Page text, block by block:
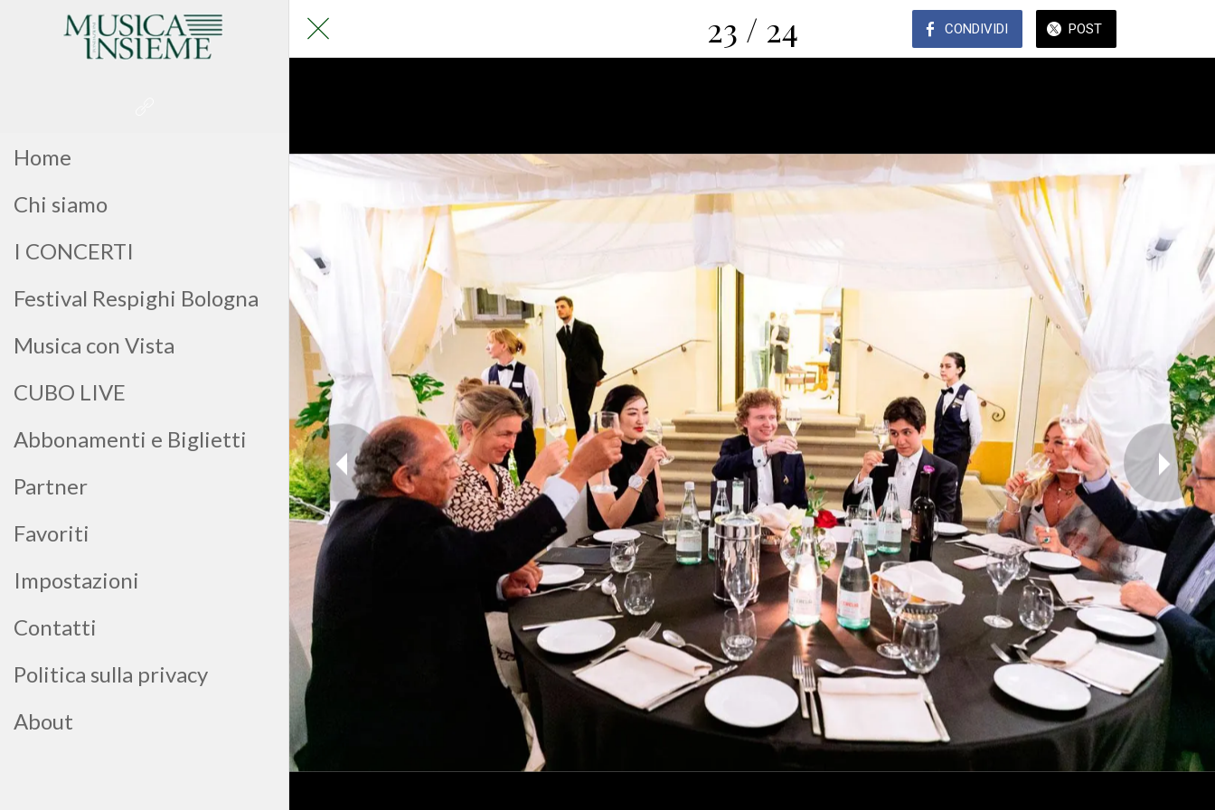
Home
Chi siamo
I CONCERTI
Festival Respighi Bologna
Musica con Vista
CUBO LIVE
Abbonamenti e Biglietti
Partner
Favoriti
Impostazioni
Contatti
Politica sulla privacy
About
23 / 24 CONDIVIDI POST